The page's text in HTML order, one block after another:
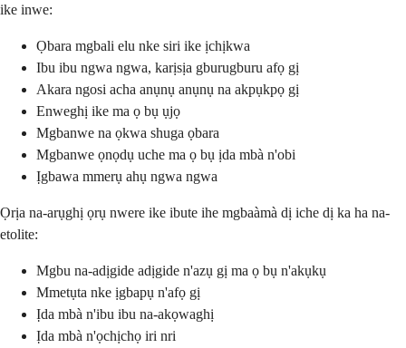
ike inwe:
Ọbara mgbali elu nke siri ike ịchịkwa
Ibu ibu ngwa ngwa, karịsịa gburugburu afọ gị
Akara ngosi acha anụnụ anụnụ na akpụkpọ gị
Enweghị ike ma ọ bụ ụjọ
Mgbanwe na ọkwa shuga ọbara
Mgbanwe ọnọdụ uche ma ọ bụ ịda mbà n'obi
Ịgbawa mmerụ ahụ ngwa ngwa
Ọrịa na-arụghị ọrụ nwere ike ibute ihe mgbaàmà dị iche dị ka ha na-
etolite:
Mgbu na-adịgide adịgide n'azụ gị ma ọ bụ n'akụkụ
Mmetụta nke ịgbapụ n'afọ gị
Ịda mbà n'ibu ibu na-akọwaghị
Ịda mbà n'ọchịchọ iri nri